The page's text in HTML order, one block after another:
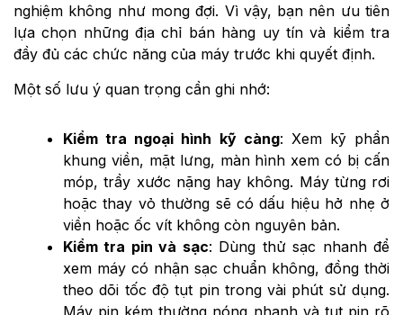
nghiệm không như mong đợi. Vì vậy, bạn nên ưu tiên
lựa chọn những địa chỉ bán hàng uy tín và kiểm tra
đầy đủ các chức năng của máy trước khi quyết định.
Một số lưu ý quan trọng cần ghi nhớ:
Kiểm tra ngoại hình kỹ càng: Xem kỹ phần
khung viền, mặt lưng, màn hình xem có bị cấn
móp, trầy xước nặng hay không. Máy từng rơi
hoặc thay vỏ thường sẽ có dấu hiệu hở nhẹ ở
viền hoặc ốc vít không còn nguyên bản.
Kiểm tra pin và sạc: Dùng thử sạc nhanh để
xem máy có nhận sạc chuẩn không, đồng thời
theo dõi tốc độ tụt pin trong vài phút sử dụng.
Máy pin kém thường nóng nhanh và tụt pin rõ